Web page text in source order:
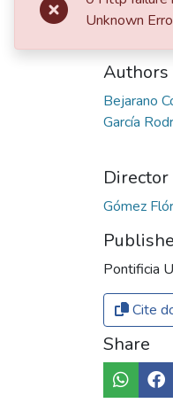
Date
Authors
Bejarano
García
Director
Gómez
Pontificia
Cite
Share
Unknown